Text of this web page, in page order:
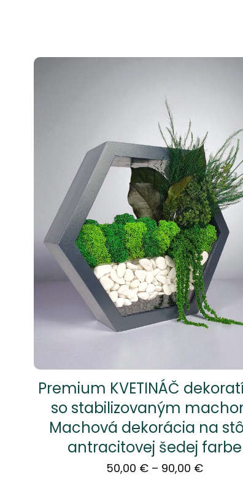
Premium KVETINÁČ
so stabilizovaným
Machová dekorácia na
antracitovej šedej farbe
50,00 € – 90,00 €Price